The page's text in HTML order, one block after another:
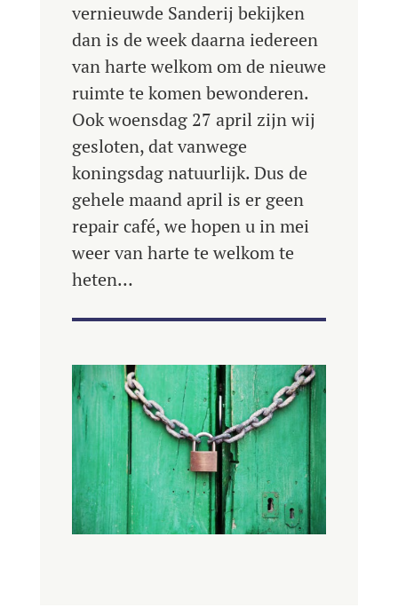
vernieuwde Sanderij bekijken
dan is de week daarna iedereen
van harte welkom om de nieuwe
ruimte te komen bewonderen.
Ook woensdag 27 april zijn wij
gesloten, dat vanwege
koningsdag natuurlijk. Dus de
gehele maand april is er geen
repair café, we hopen u in mei
weer van harte te welkom te
heten…